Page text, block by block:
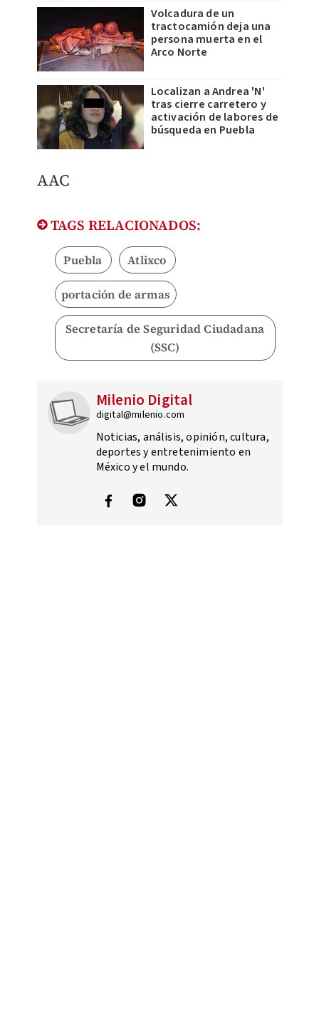
Volcadura de un
tractocamión deja una
persona muerta en el
Arco Norte
Localizan a Andrea 'N'
tras cierre carretero y
activación de labores de
búsqueda en Puebla
AAC
TAGS RELACIONADOS:
Puebla Atlixco
portación de armas
Secretaría de Seguridad Ciudadana
(SSC)
Milenio Digital
digital@milenio.com
Noticias, análisis, opinión, cultura,
deportes y entretenimiento en
México y el mundo.